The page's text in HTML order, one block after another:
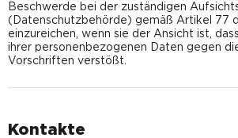
Beschwerde bei der zuständigen
(Datenschutzbehörde) gemäß Artikel 77
einzureichen, wenn sie der Ansicht ist,
ihrer personenbezogenen Daten gegen
Vorschriften verstößt.
Kontakte